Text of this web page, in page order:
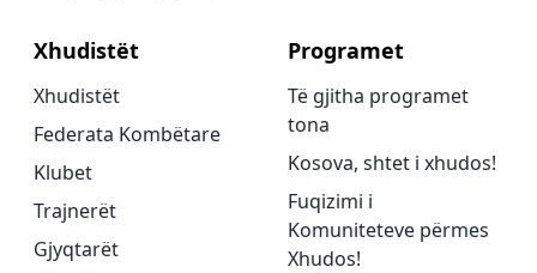
Xhudistët
Xhudistët
Federata Kombëtare
Klubet
Trajnerët
Gjyqtarët
Programet
Të gjitha programet
tona
Kosova, shtet i xhudos!
Fuqizimi i
Komuniteteve përmes
Xhudos!